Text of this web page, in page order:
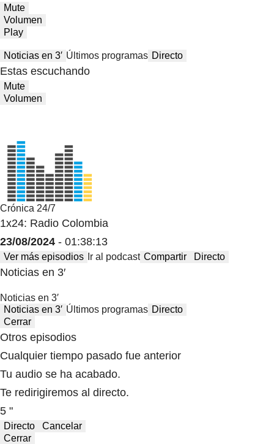
Mute
Volumen
Play
Noticias en 3′ Últimos programas Directo
Estas escuchando
Mute
Volumen
Crónica 24/7
1x24: Radio Colombia
23/08/2024 - 01:38:13
Ver más episodios Ir al podcast Compartir Directo
Noticias en 3′
Noticias en 3′
Noticias en 3′ Últimos programas Directo
Cerrar
Otros episodios
Cualquier tiempo pasado fue anterior
Tu audio se ha acabado.
Te redirigiremos al directo.
5 "
Directo
Cancelar
Cerrar